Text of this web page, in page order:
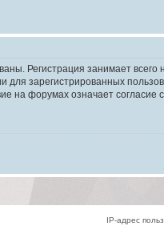
Регистрация занимает
для зарегистрированных
на форумах означает согласие
IP-адрес